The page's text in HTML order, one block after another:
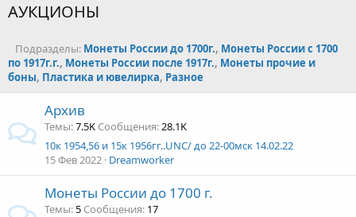
АУКЦИОНЫ
Подразделы: Монеты России до 1700г., Монеты России с 1700
по 1917г.г., Монеты России после 1917г., Монеты прочие и
боны, Пластика и ювелирка, Разное
Архив
Темы 7.5K Сообщения 28.1K
10к 1954,56 и 15к 1956гг..UNC/ до 22-00мск 14.02.22
15 Фев 2022 Dreamworker
Монеты России до 1700 г.
Темы 5 Сообщения 17